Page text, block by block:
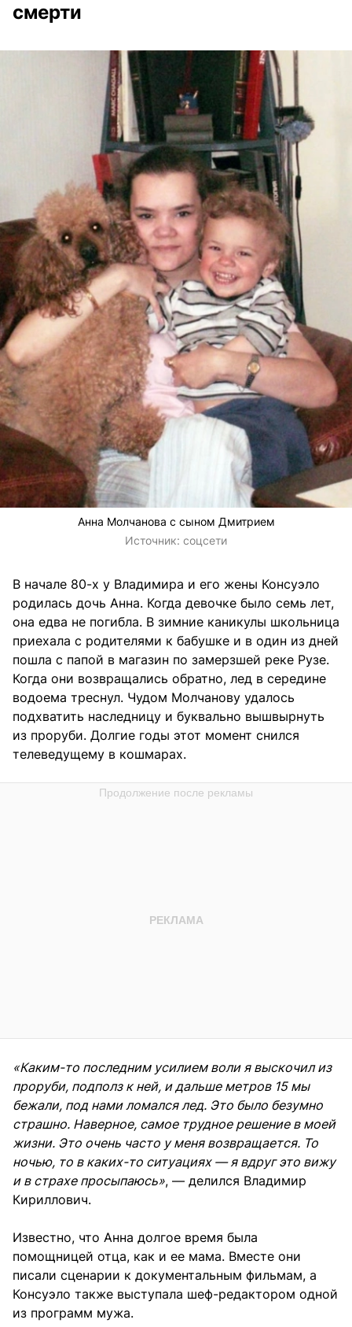
смерти
Анна Молчанова с сыном Дмитрием
Источник: соцсети
В начале 80-х у Владимира и его жены Консуэло
родилась дочь Анна. Когда девочке было семь лет,
она едва не погибла. В зимние каникулы школьница
приехала с родителями к бабушке и в один из дней
пошла с папой в магазин по замерзшей реке Рузе.
Когда они возвращались обратно, лед в середине
водоема треснул. Чудом Молчанову удалось
подхватить наследницу и буквально вышвырнуть
из проруби. Долгие годы этот момент снился
телеведущему в кошмарах.
«Каким-то последним усилием воли я выскочил из
проруби, подполз к ней, и дальше метров 15 мы
бежали, под нами ломался лед. Это было безумно
страшно. Наверное, самое трудное решение в моей
жизни. Это очень часто у меня возвращается. То
ночью, то в каких-то ситуациях — я вдруг это вижу
и в страхе просыпаюсь», — делился Владимир
Кириллович.
Известно, что Анна долгое время была
помощницей отца, как и ее мама. Вместе они
писали сценарии к документальным фильмам, а
Консуэло также выступала шеф-редактором одной
из программ мужа.